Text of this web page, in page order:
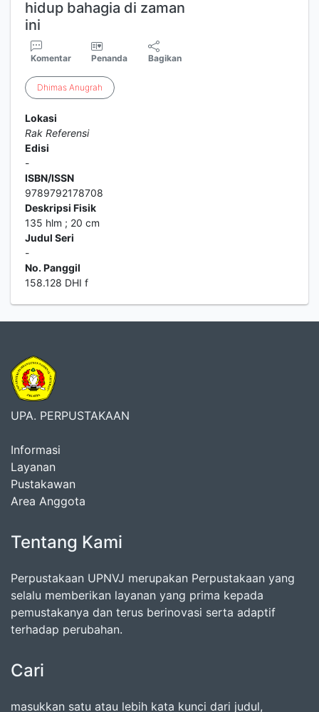
hidup bahagia di zaman
ini
Komentar Penanda Bagikan
Dhimas Anugrah
Lokasi
Rak Referensi
Edisi
-
ISBN/ISSN
9789792178708
Deskripsi Fisik
135 hlm ; 20 cm
Judul Seri
-
No. Panggil
158.128 DHI f
UPA. PERPUSTAKAAN
Informasi
Layanan
Pustakawan
Area Anggota
Tentang Kami
Perpustakaan UPNVJ merupakan Perpustakaan yang
selalu memberikan layanan yang prima kepada
pemustakanya dan terus berinovasi serta adaptif
terhadap perubahan.
Cari
masukkan satu atau lebih kata kunci dari judul,